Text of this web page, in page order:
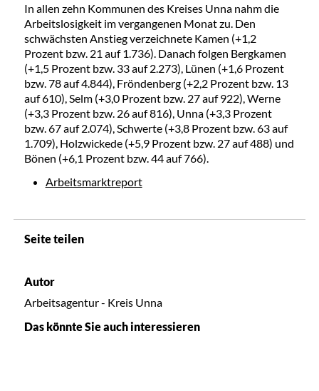
In allen zehn Kommunen des Kreises Unna nahm die
Arbeitslosigkeit im vergangenen Monat zu. Den
schwächsten Anstieg verzeichnete Kamen (+1,2
Prozent bzw. 21 auf 1.736). Danach folgen Bergkamen
(+1,5 Prozent bzw. 33 auf 2.273), Lünen (+1,6 Prozent
bzw. 78 auf 4.844), Fröndenberg (+2,2 Prozent bzw. 13
auf 610), Selm (+3,0 Prozent bzw. 27 auf 922), Werne
(+3,3 Prozent bzw. 26 auf 816), Unna (+3,3 Prozent
bzw. 67 auf 2.074), Schwerte (+3,8 Prozent bzw. 63 auf
1.709), Holzwickede (+5,9 Prozent bzw. 27 auf 488) und
Bönen (+6,1 Prozent bzw. 44 auf 766).
Arbeitsmarktreport
Seite teilen
Autor
Arbeitsagentur - Kreis Unna
Das könnte Sie auch interessieren